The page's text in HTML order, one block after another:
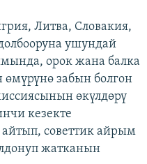
Литва, Словакия,
ушундай
орок жана балка
забын болгон
өкүлдөрү
кезекте
советтик айрым
жатканын